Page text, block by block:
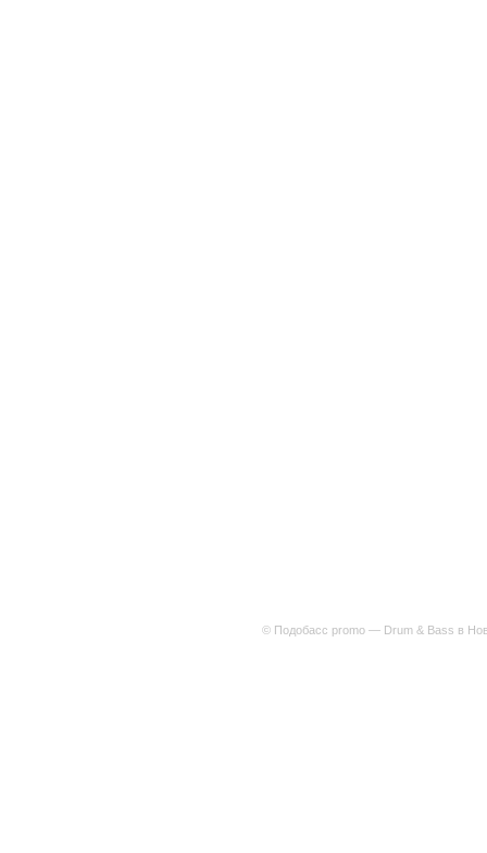
© Подобасс promo — Drum & Bass в